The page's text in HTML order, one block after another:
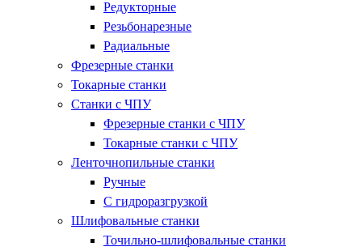
Редукторные
Резьбонарезные
Радиальные
Фрезерные станки
Токарные станки
Станки с ЧПУ
Фрезерные станки с ЧПУ
Токарные станки с ЧПУ
Ленточнопильные станки
Ручные
С гидроразгрузкой
Шлифовальные станки
Точильно-шлифовальные станки